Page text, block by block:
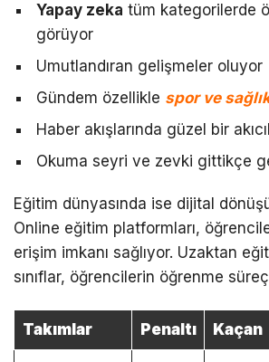
Yapay zeka tüm kategorilerde
görüyor
Umutlandıran gelişmeler oluyor
Gündem özellikle spor ve
Haber akışlarında güzel bir
Okuma seyri ve zevki gittikçe
Eğitim dünyasında ise dijital
Online eğitim platformları,
erişim imkanı sağlıyor. Uzaktan
sınıflar, öğrencilerin öğrenme
Takımlar Penaltı Kaçan